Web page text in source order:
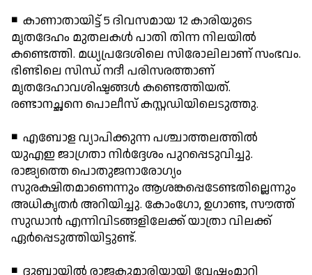
◾ കാണാതായിട്ട് 5 ദിവസമായ 12 കാരിയുടെ
മൃതദേഹം മുതലകള്‍ പാതി തിന്ന നിലയില്‍
കണ്ടെത്തി. മധ്യപ്രദേശിലെ സിരോലിലാണ് സംഭവം.
ഭിണ്ടിലെ സിന്ധ് നദീ പരിസരത്താണ്
മൃതദേഹാവശിഷ്ടങ്ങള്‍ കണ്ടെത്തിയത്.
രണ്ടാനച്ഛനെ പൊലീസ് കസ്റ്റഡിയിലെടുത്തു.
◾ എബോള വ്യാപിക്കുന്ന പശ്ചാത്തലത്തില്‍
യുഎഇ ജാഗ്രതാ നിര്‍ദ്ദേശം പുറപ്പെടുവിച്ചു.
രാജ്യത്തെ പൊതുജനാരോഗ്യം
സുരക്ഷിതമാണെന്നും ആശങ്കപ്പെടേണ്ടതില്ലെന്നും
അധികൃതര്‍ അറിയിച്ചു. കോംഗോ, ഉഗാണ്ട, സൗത്ത്
സുഡാന്‍ എന്നിവിടങ്ങളിലേക്ക് യാത്രാ വിലക്ക്
ഏര്‍പ്പെടുത്തിയിട്ടുണ്ട്.
◾ ദുബായില്‍ രാജകുമാരിയായി വേഷംമാറി